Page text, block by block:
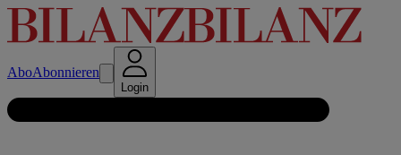
AboAbonnieren
Login